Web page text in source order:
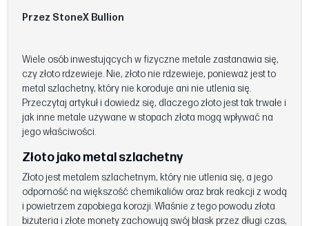
Przez StoneX Bullion
Wiele osób inwestujących w fizyczne metale zastanawia się,
czy złoto rdzewieje. Nie, złoto nie rdzewieje, ponieważ jest to
metal szlachetny, który nie koroduje ani nie utlenia się.
Przeczytaj artykuł i dowiedz się, dlaczego złoto jest tak trwałe i
jak inne metale używane w stopach złota mogą wpływać na
jego właściwości.
Złoto jako metal szlachetny
Złoto jest metalem szlachetnym, który nie utlenia się, a jego
odporność na większość chemikaliów oraz brak reakcji z wodą
i powietrzem zapobiega korozji. Właśnie z tego powodu złota
biżuteria i złote monety zachowują swój blask przez długi czas,